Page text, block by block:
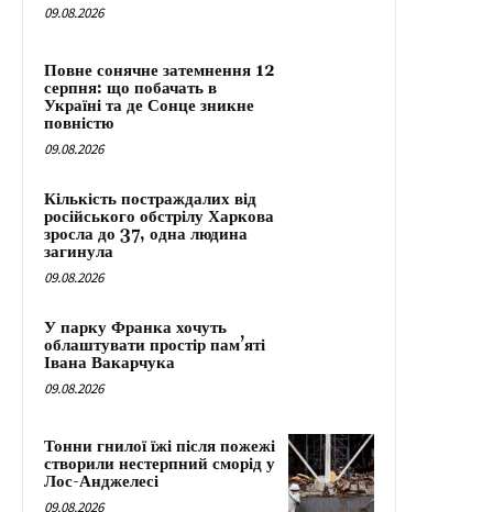
09.08.2026
Повне сонячне затемнення 12
серпня: що побачать в
Україні та де Сонце зникне
повністю
09.08.2026
Кількість постраждалих від
російського обстрілу Харкова
зросла до 37, одна людина
загинула
09.08.2026
У парку Франка хочуть
облаштувати простір пам’яті
Івана Вакарчука
09.08.2026
Тонни гнилої їжі після пожежі
створили нестерпний сморід у
Лос-Анджелесі
09.08.2026